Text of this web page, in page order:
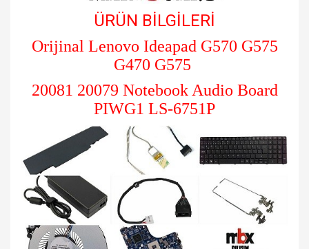
ÜRÜN BİLGİLERİ
Orijinal Lenovo Ideapad G570 G575
G470 G575
20081 20079 Notebook Audio Board
PIWG1 LS-6751P